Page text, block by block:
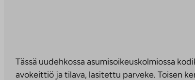
Tässä uudehkossa asumisoikeuskolmiossa
avokeittiö ja tilava, lasitettu parveke. Toisen